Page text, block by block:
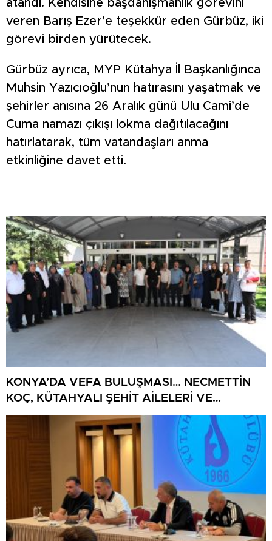
atandı. Kendisine başdanışmanlık görevini
veren Barış Ezer’e teşekkür eden Gürbüz, iki
görevi birden yürütecek.
Gürbüz ayrıca, MYP Kütahya İl Başkanlığınca
Muhsin Yazıcıoğlu’nun hatırasını yaşatmak ve
şehirler anısına 26 Aralık günü Ulu Cami’de
Cuma namazı çıkışı lokma dağıtılacağını
hatırlatarak, tüm vatandaşları anma
etkinliğine davet etti.
KONYA’DA VEFA BULUŞMASI… NECMETTİN
KOÇ, KÜTAHYALI ŞEHİT AİLELERİ VE
GAZİLERİ AĞIRLADI